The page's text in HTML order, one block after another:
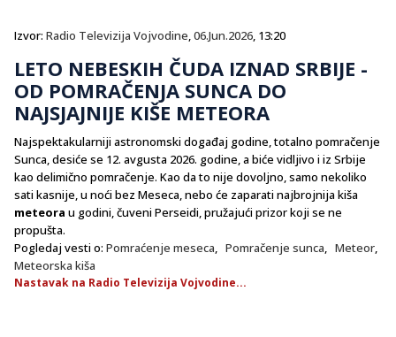
Izvor: Radio Televizija Vojvodine,06.Jun.2026, 13:20
LETO NEBESKIH ČUDA IZNAD SRBIJE -
OD POMRAČENJA SUNCA DO
NAJSJAJNIJE KIŠE METEORA
Najspektakularniji astronomski događaj godine, totalno pomračenje
Sunca, desiće se 12. avgusta 2026. godine, a biće vidljivo i iz Srbije
kao delimično pomračenje. Kao da to nije dovoljno, samo nekoliko
sati kasnije, u noći bez Meseca, nebo će zaparati najbrojnija kiša
meteora u godini, čuveni Perseidi, pružajući prizor koji se ne
propušta.
Pogledaj vesti o: Pomraćenje meseca, Pomračenje sunca, Meteor,
Meteorska kiša
Nastavak na Radio Televizija Vojvodine...